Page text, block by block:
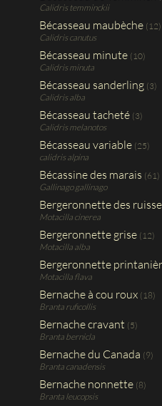
Calidris temminckii
Bécasseau maubèche (12)
Calidris canutus
Bécasseau minute (10)
Calidris minuta
Bécasseau sanderling (3)
Calidris alba
Bécasseau tacheté (3)
Calidris melanotos
Bécasseau variable (25)
calidris alpina
Bécassine des marais (61)
Gallinago gallinago
Bergeronnette des
Motacilla cinerea
Bergeronnette grise (12)
Motacilla alba
Bergeronnette
Motacilla flava
Bernache à cou roux (18)
Branta ruficollis
Bernache cravant (5)
Branta bernicla
Bernache du Canada (9)
Branta canadensis
Bernache nonnette (8)
Branta leucopsis